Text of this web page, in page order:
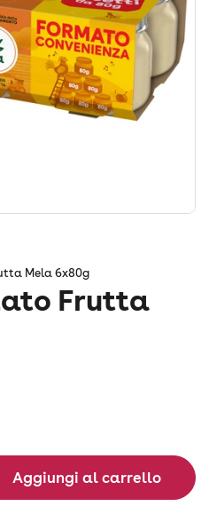
Mela 6x80g
Frutta
Aggiungi al carrello